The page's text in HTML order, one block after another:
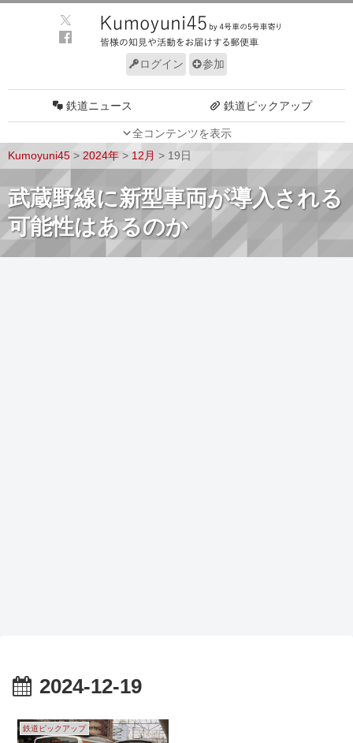
ログイン 参加
全コンテンツを表示
鉄道ニュース 鉄道ピックアップ
車両技術 路線探訪
ルール サイトについて
Kumoyuni45 > 2024年 > 12月 > 19日
武蔵野線に新型車両が導入される
可能性はあるのか
2024-12-19
鉄道ピックアップ